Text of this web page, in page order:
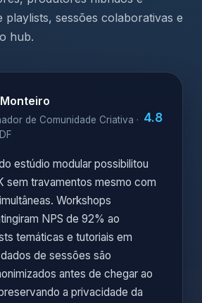
playlists, sessões colaborativas e
hub.
de Comunidade Criativa · 4.8
estúdio modular possibilitou
sem travamentos mesmo com
Workshops
NPS de 92% ao
temáticas e tutoriais em
de sessões são
antes de chegar ao
a privacidade da